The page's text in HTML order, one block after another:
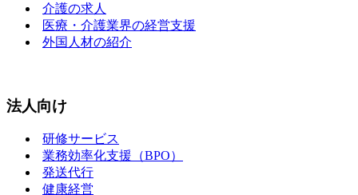
介護の求人
医療・介護業界の経営支援
外国人材の紹介
法人向け
研修サービス
業務効率化支援（BPO）
発送代行
健康経営